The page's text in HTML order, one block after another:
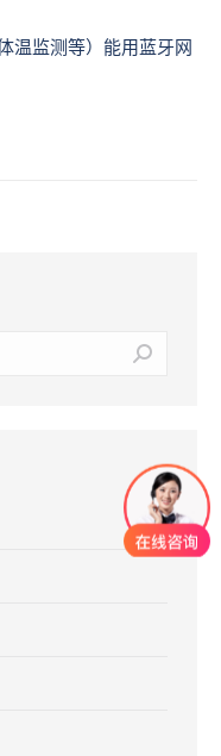
温监测等）能用蓝牙网